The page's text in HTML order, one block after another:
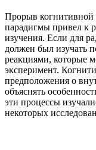
Прорыв когнитивной
парадигмы привел к
изучения. Если для
должен был изучать
реакциями, которые
эксперимент.
предположения о
объяснять
эти процессы
некоторых